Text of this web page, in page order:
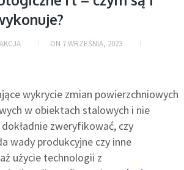
ON 7 WRZEŚNIA, 2023
wykrycie zmian powierzchniowych
w obiektach stalowych i nie
zweryfikować, czy
wady produkcyjne czy inne
użycie technologii z